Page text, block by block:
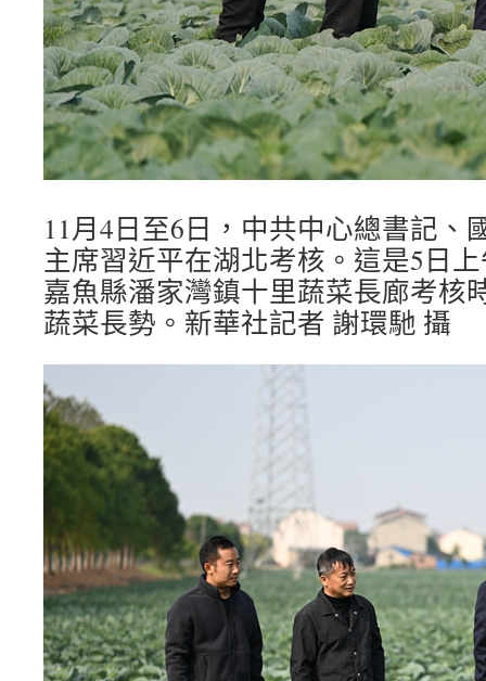
11月4日至6日，中共中心總書記、
主席習近平在湖北考核。這是5日
嘉魚縣潘家灣鎮十里蔬菜長廊考核
蔬菜長勢。新華社記者 謝環馳 攝